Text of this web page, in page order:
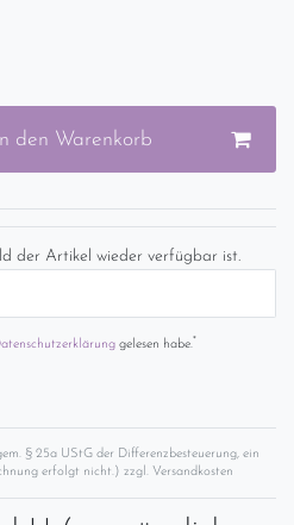
In den Warenkorb
der Artikel wieder verfügbar ist.
gelesen habe.*
§ 25a UStG der Differenzbesteuerung, ein
erfolgt nicht.) zzgl. Versandkosten